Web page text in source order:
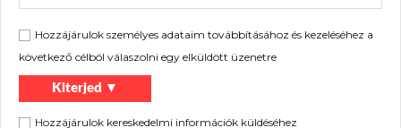
Hozzájárulok személyes adataim továbbításához és kezeléséhez a
következő célból válaszolni egy elküldött üzenetre
Kiterjed ▼
Hozzájárulok kereskedelmi információk küldéséhez